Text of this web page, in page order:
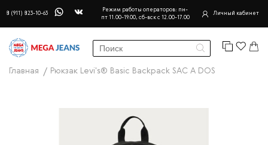
8 (911) 823-10-63
Режим работы операторов: пн-
пт 11.00-19.00, сб-вск с 12.00-17.00
Личный кабинет
Главная Рюкзак Levi's® Basic Backpack SAC A DOS